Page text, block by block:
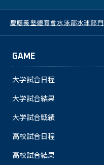
慶應義塾體育會水泳部水球部門
GAME
大学試合日程
大学試合結果
大学試合戦績
高校試合日程
高校試合結果